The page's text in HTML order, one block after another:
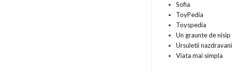
Sofia
ToyPedia
Toyspedia
Un graunte de nisip
Ursuletii nazdravani
Viata mai simpla